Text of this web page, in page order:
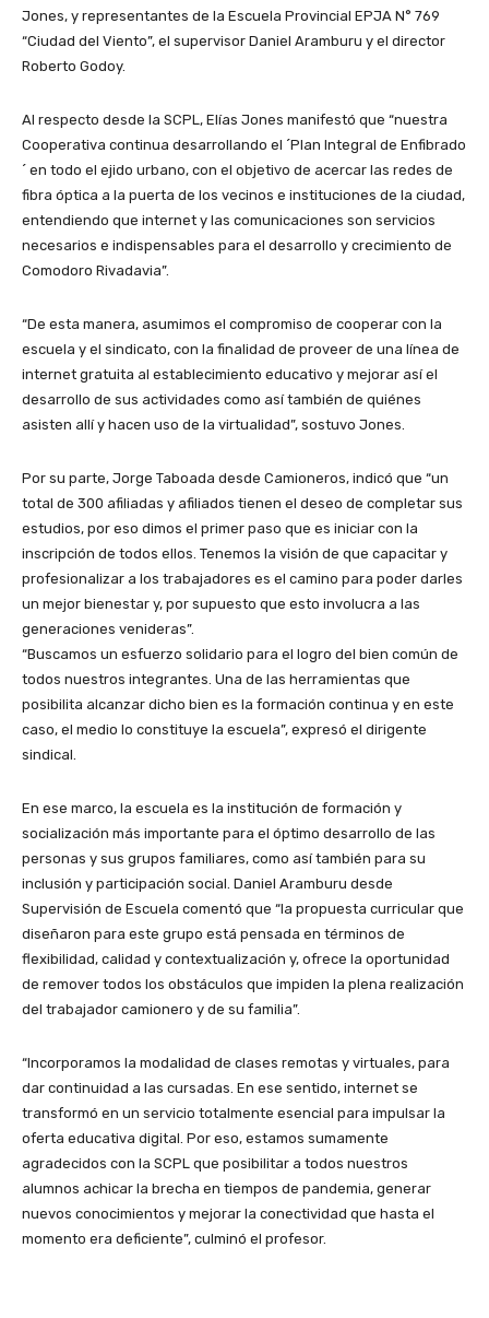
Jones, y representantes de la Escuela Provincial EPJA N° 769
“Ciudad del Viento”, el supervisor Daniel Aramburu y el director
Roberto Godoy.
Al respecto desde la SCPL, Elías Jones manifestó que “nuestra
Cooperativa continua desarrollando el ´Plan Integral de Enfibrado
´ en todo el ejido urbano, con el objetivo de acercar las redes de
fibra óptica a la puerta de los vecinos e instituciones de la ciudad,
entendiendo que internet y las comunicaciones son servicios
necesarios e indispensables para el desarrollo y crecimiento de
Comodoro Rivadavia”.
“De esta manera, asumimos el compromiso de cooperar con la
escuela y el sindicato, con la finalidad de proveer de una línea de
internet gratuita al establecimiento educativo y mejorar así el
desarrollo de sus actividades como así también de quiénes
asisten allí y hacen uso de la virtualidad”, sostuvo Jones.
Por su parte, Jorge Taboada desde Camioneros, indicó que “un
total de 300 afiliadas y afiliados tienen el deseo de completar sus
estudios, por eso dimos el primer paso que es iniciar con la
inscripción de todos ellos. Tenemos la visión de que capacitar y
profesionalizar a los trabajadores es el camino para poder darles
un mejor bienestar y, por supuesto que esto involucra a las
generaciones venideras”.
“Buscamos un esfuerzo solidario para el logro del bien común de
todos nuestros integrantes. Una de las herramientas que
posibilita alcanzar dicho bien es la formación continua y en este
caso, el medio lo constituye la escuela”, expresó el dirigente
sindical.
En ese marco, la escuela es la institución de formación y
socialización más importante para el óptimo desarrollo de las
personas y sus grupos familiares, como así también para su
inclusión y participación social. Daniel Aramburu desde
Supervisión de Escuela comentó que “la propuesta curricular que
diseñaron para este grupo está pensada en términos de
flexibilidad, calidad y contextualización y, ofrece la oportunidad
de remover todos los obstáculos que impiden la plena realización
del trabajador camionero y de su familia”.
“Incorporamos la modalidad de clases remotas y virtuales, para
dar continuidad a las cursadas. En ese sentido, internet se
transformó en un servicio totalmente esencial para impulsar la
oferta educativa digital. Por eso, estamos sumamente
agradecidos con la SCPL que posibilitar a todos nuestros
alumnos achicar la brecha en tiempos de pandemia, generar
nuevos conocimientos y mejorar la conectividad que hasta el
momento era deficiente”, culminó el profesor.